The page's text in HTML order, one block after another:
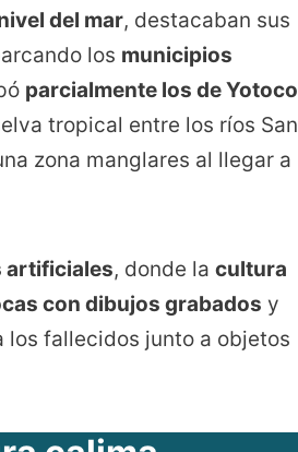
del mar, destacaban sus
los municipios
parcialmente los de Yotoco
tropical entre los ríos San
zona manglares al llegar a
artificiales, donde la cultura
con dibujos grabados y
los fallecidos junto a objetos